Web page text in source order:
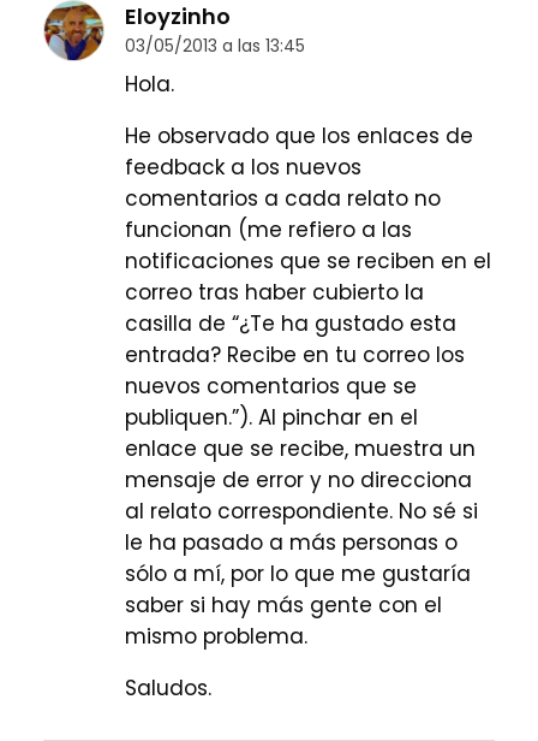
Eloyzinho
03/05/2013 a las 13:45
Hola.
He observado que los enlaces de
feedback a los nuevos
comentarios a cada relato no
funcionan (me refiero a las
notificaciones que se reciben en el
correo tras haber cubierto la
casilla de “¿Te ha gustado esta
entrada? Recibe en tu correo los
nuevos comentarios que se
publiquen.”). Al pinchar en el
enlace que se recibe, muestra un
mensaje de error y no direcciona
al relato correspondiente. No sé si
le ha pasado a más personas o
sólo a mí, por lo que me gustaría
saber si hay más gente con el
mismo problema.
Saludos.